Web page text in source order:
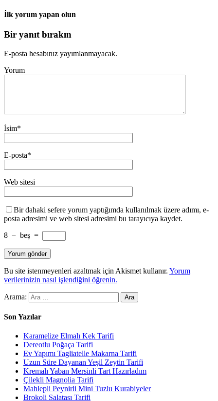
İlk yorum yapan olun
Bir yanıt bırakın
E-posta hesabınız yayımlanmayacak.
Yorum
İsim*
E-posta*
Web sitesi
Bir dahaki sefere yorum yaptığımda kullanılmak üzere adımı, e-
posta adresimi ve web sitesi adresimi bu tarayıcıya kaydet.
8 − beş =
Bu site istenmeyenleri azaltmak için Akismet kullanır. Yorum
verilerinizin nasıl işlendiğini öğrenin.
Arama:
Son Yazılar
Karamelize Elmalı Kek Tarifi
Dereotlu Poğaça Tarifi
Ev Yapımı Tagliatelle Makarna Tarifi
Uzun Süre Dayanan Yeşil Zeytin Tarifi
Kremalı Yaban Mersinli Tart Hazırladım
Çilekli Magnolia Tarifi
Mahlepli Peynirli Mini Tuzlu Kurabiyeler
Brokoli Salatası Tarifi